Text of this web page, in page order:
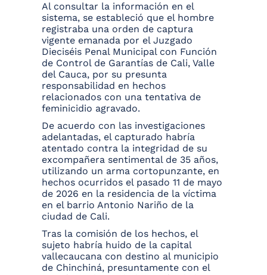
Al consultar la información en el
sistema, se estableció que el hombre
registraba una orden de captura
vigente emanada por el Juzgado
Dieciséis Penal Municipal con Función
de Control de Garantías de Cali, Valle
del Cauca, por su presunta
responsabilidad en hechos
relacionados con una tentativa de
feminicidio agravado.
De acuerdo con las investigaciones
adelantadas, el capturado habría
atentado contra la integridad de su
excompañera sentimental de 35 años,
utilizando un arma cortopunzante, en
hechos ocurridos el pasado 11 de mayo
de 2026 en la residencia de la víctima
en el barrio Antonio Nariño de la
ciudad de Cali.
Tras la comisión de los hechos, el
sujeto habría huido de la capital
vallecaucana con destino al municipio
de Chinchiná, presuntamente con el